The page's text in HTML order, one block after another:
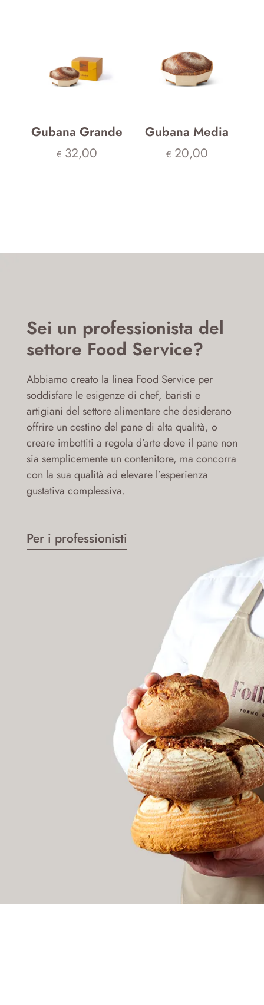
Gubana Grande
€ 32,00
Gubana Media
€ 20,00
Sei un professionista del
settore Food Service?
Abbiamo creato la linea Food Service per
soddisfare le esigenze di chef, baristi e
artigiani del settore alimentare che desiderano
offrire un cestino del pane di alta qualità, o
creare imbottiti a regola d’arte dove il pane non
sia semplicemente un contenitore, ma concorra
con la sua qualità ad elevare l’esperienza
gustativa complessiva.
Per i professionisti